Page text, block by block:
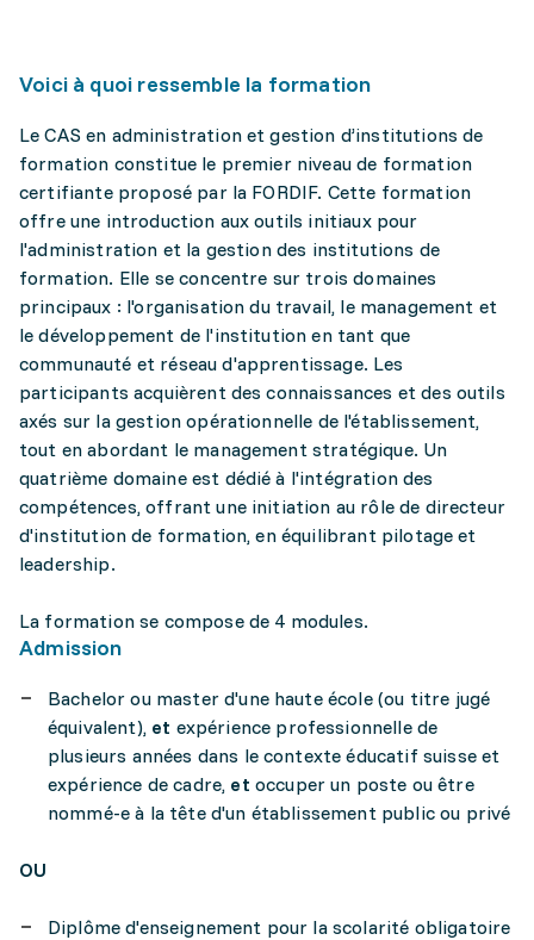
Voici à quoi ressemble la formation
Le CAS en administration et gestion d’institutions de
formation constitue le premier niveau de formation
certifiante proposé par la FORDIF. Cette formation
offre une introduction aux outils initiaux pour
l'administration et la gestion des institutions de
formation. Elle se concentre sur trois domaines
principaux : l'organisation du travail, le management et
le développement de l'institution en tant que
communauté et réseau d'apprentissage. Les
participants acquièrent des connaissances et des outils
axés sur la gestion opérationnelle de l'établissement,
tout en abordant le management stratégique. Un
quatrième domaine est dédié à l'intégration des
compétences, offrant une initiation au rôle de directeur
d'institution de formation, en équilibrant pilotage et
leadership.
La formation se compose de 4 modules.
Admission
Bachelor ou master d'une haute école (ou titre jugé
équivalent), et expérience professionnelle de
plusieurs années dans le contexte éducatif suisse et
expérience de cadre, et occuper un poste ou être
nommé-e à la tête d'un établissement public ou privé
OU
Diplôme d'enseignement pour la scolarité obligatoire